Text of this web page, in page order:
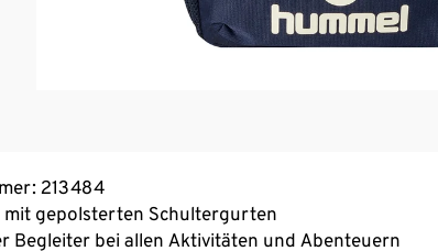
213484
mit gepolsterten Schultergurten
Begleiter bei allen Aktivitäten und Abenteuern